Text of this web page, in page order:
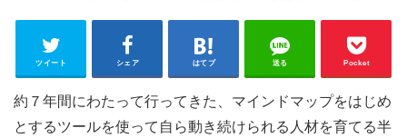
ツイート シェア はてブ 送る Pocket
約７年間にわたって行ってきた、マインドマップをはじめ
とするツールを使って自ら動き続けられる人材を育てる半